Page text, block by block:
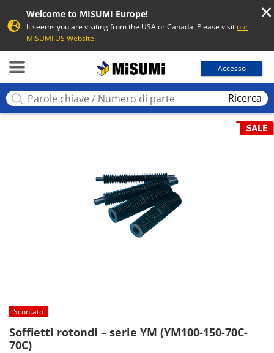
Welcome to MISUMI Europe!
It seems you are visiting from the USA or Canada. Please visitour
MISUMI US Website.
Accesso
Ricerca
Scontato
Soffietti rotondi – serie YM (YM100-150-70C-
70C)